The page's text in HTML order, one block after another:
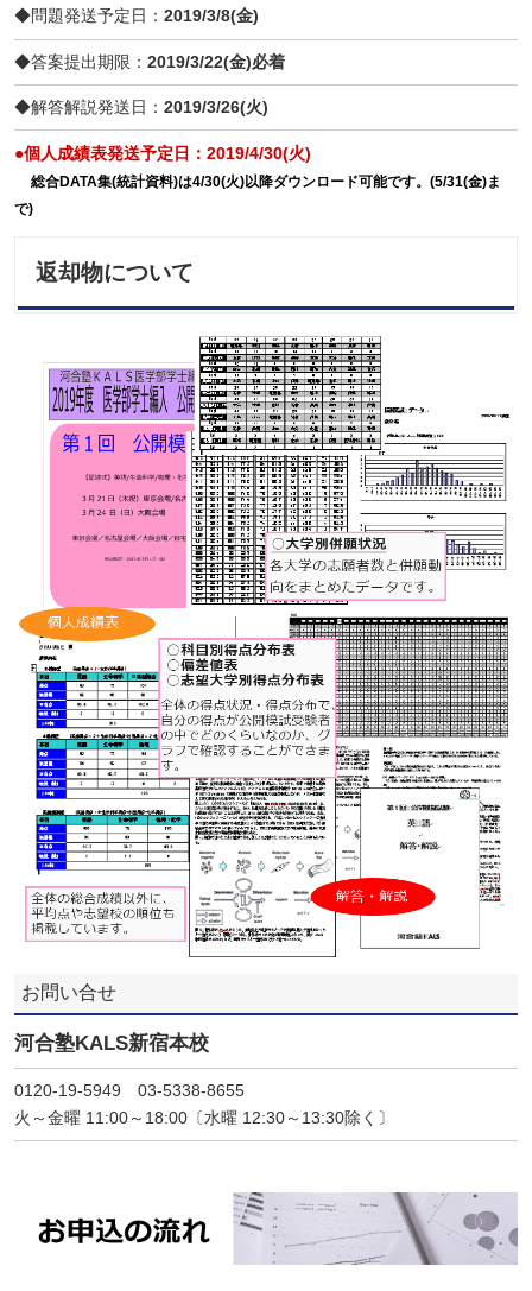
◆問題発送予定日： 2019/3/8(金)
◆答案提出期限： 2019/3/22(金)必着
◆解答解説発送日： 2019/3/26(火)
●個人成績表発送予定日：2019/4/30(火)
総合DATA集(統計資料)は4/30(火)以降ダウンロード可能です。(5/31(金)ま
で)
返却物について
お問い合せ
河合塾KALS新宿本校
0120-19-5949 03-5338-8655
火～金曜 11:00～18:00〔水曜 12:30～13:30除く〕